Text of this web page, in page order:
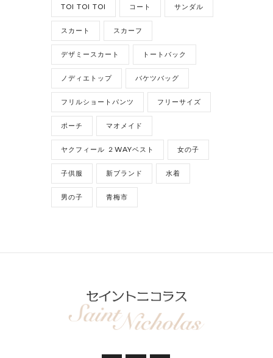
TOI TOI TOI コート サンダル
スカート スカーフ
デザミースカート トートバック
ノディエトップ バケツバッグ
フリルショートパンツ フリーサイズ
ポーチ マオメイド
ヤクフィール ２WAYベスト 女の子
子供服 新ブランド 水着
男の子 青梅市